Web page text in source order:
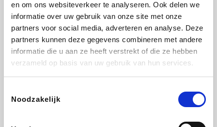
en om ons websiteverkeer te analyseren. Ook delen we
informatie over uw gebruik van onze site met onze
partners voor social media, adverteren en analyse. Deze
partners kunnen deze gegevens combineren met andere
informatie die u aan ze heeft verstrekt of die ze hebben
verzameld op basis van uw gebruik van hun services.
Noodzakelijk
Weekendesk Sarenza Schiesser Interhome
Lufthansa